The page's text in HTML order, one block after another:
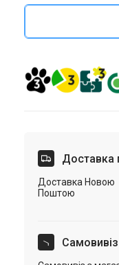
Доставка
Доставка Новою
Поштою
Самовивіз